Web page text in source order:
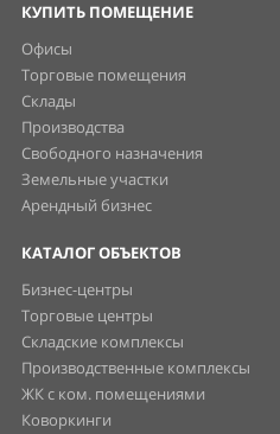
КУПИТЬ ПОМЕЩЕНИЕ
Офисы
Торговые помещения
Склады
Производства
Свободного назначения
Земельные участки
Арендный бизнес
КАТАЛОГ ОБЪЕКТОВ
Бизнес-центры
Торговые центры
Складские комплексы
Производственные комплексы
ЖК с ком. помещениями
Коворкинги